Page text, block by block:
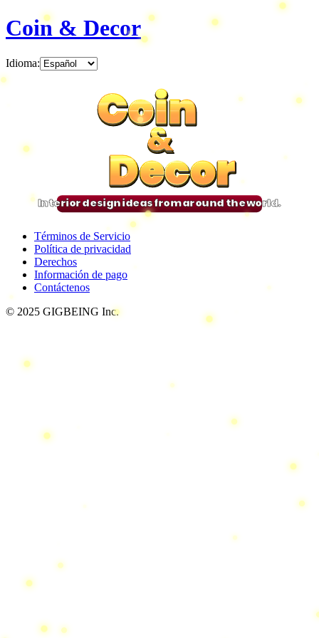
Coin & Decor
Idioma:
Coin
&
Decor
Coin
&
Decor
Coin
&
Decor
Coin
&
Decor
Interior design ideas from around the world.
Términos de Servicio
Política de privacidad
Derechos
Información de pago
Contáctenos
© 2025 GIGBEING Inc.